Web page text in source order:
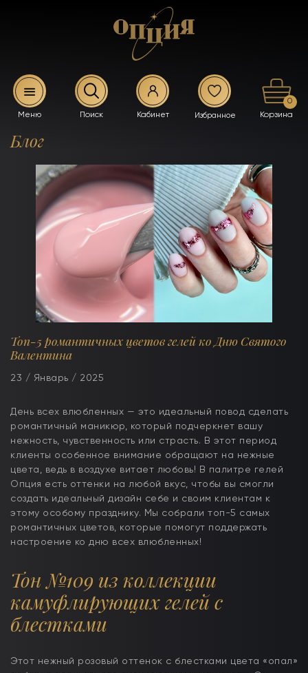
0
Блог
Топ-5 романтичных цветов гелей ко Дню Святого
Валентина
23 / Январь / 2025
День всех влюбленных — это идеальный повод сделать
романтичный маникюр, который подчеркнет вашу
нежность, чувственность или страсть. В этот период
клиенты особенное внимание обращают на нежные
цвета, ведь в воздухе витает любовь! В палитре гелей
Опция есть оттенки на любой вкус, чтобы вы смогли
создать идеальный дизайн себе и своим клиентам к
этому особому празднику. Мы собрали топ-5 самых
романтичных цветов, которые помогут поддержать
настроение ко дню всех влюбленных!
Тон №109 из коллекции
камуфлирующих гелей с
блестками
Этот нежный розовый оттенок с блестками цвета «опал»